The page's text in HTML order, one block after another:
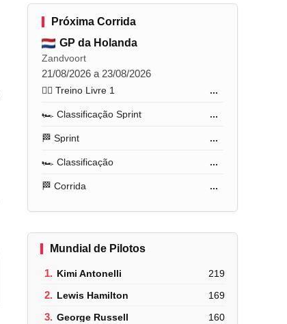
Próxima Corrida
GP da Holanda
Zandvoort
21/08/2026 a 23/08/2026
🏋️‍♂️ Treino Livre 1 ...
🏎️ Classificação Sprint ...
🏁 Sprint ...
🏎️ Classificação ...
🏁 Corrida ...
Mundial de Pilotos
1. Kimi Antonelli 219
2. Lewis Hamilton 169
3. George Russell 160